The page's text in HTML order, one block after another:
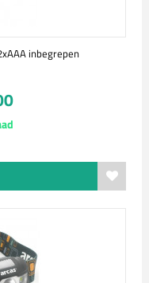
inbegrepen